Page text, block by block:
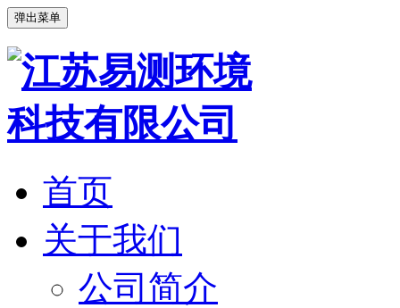
弹出菜单
首页
关于我们
公司简介